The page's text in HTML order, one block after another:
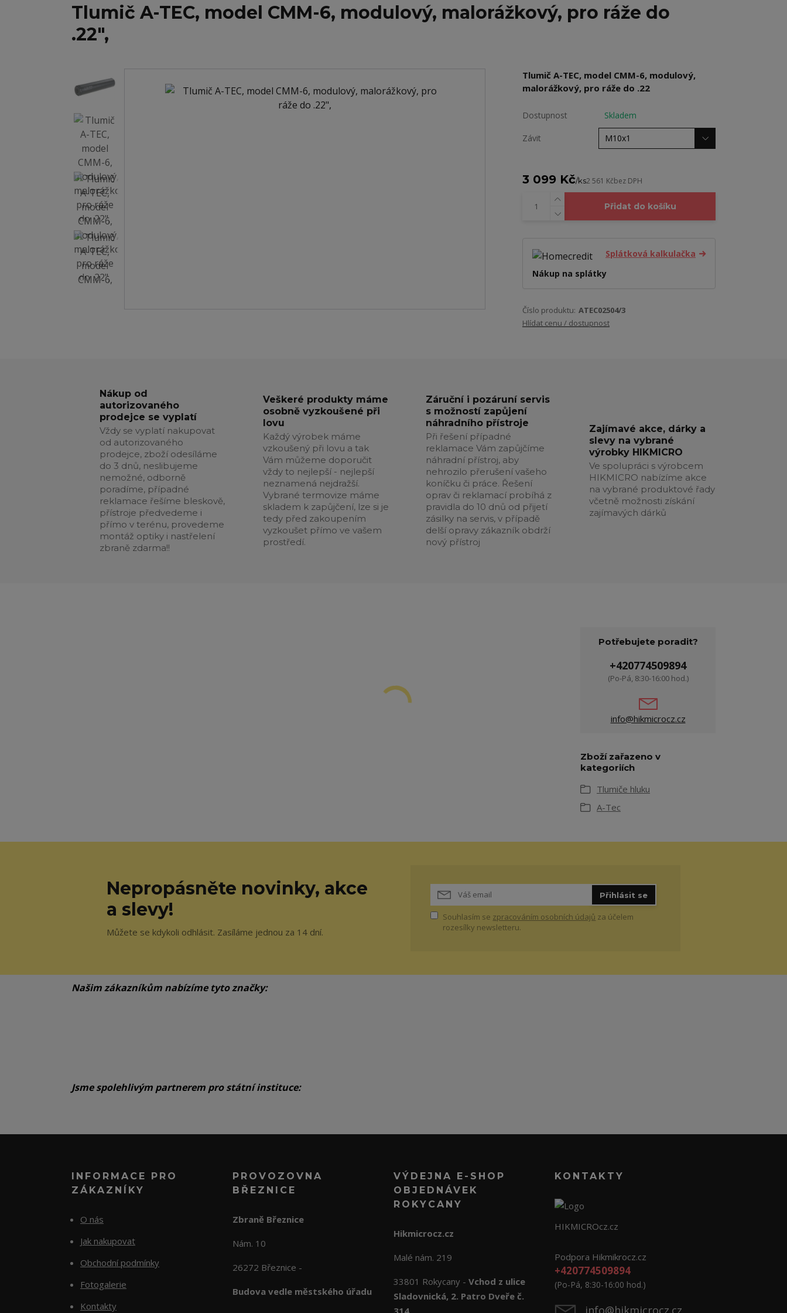
Tlumič A-TEC, model CMM-6, modulový, malorážkový, pro ráže do
.22",
Tlumič A-TEC, model CMM-6, modulový,
malorážkový, pro ráže do .22
Dostupnost Skladem
Závit
3 099 Kč/ks2 561 Kčbez DPH
Přidat do košíku
Splátková kalkulačka
Nákup na splátky
Číslo produktu: ATEC02504/3
Hlídat cenu / dostupnost
Nákup od
autorizovaného
prodejce se vyplatí
Vždy se vyplatí nakupovat
od autorizovaného
prodejce, zboží odesíláme
do 3 dnů, neslibujeme
nemožné, odborně
poradíme, případné
reklamace řešíme bleskově,
přístroje předvedeme i
přímo v terénu, provedeme
montáž optiky i nastřelení
zbraně zdarma!!
Veškeré produkty máme
osobně vyzkoušené při
lovu
Každý výrobek máme
vzkoušený při lovu a tak
Vám můžeme doporučit
vždy to nejlepší - nejlepší
neznamená nejdražší.
Vybrané termovize máme
skladem k zapůjčení, lze si je
tedy před zakoupením
vyzkoušet přímo ve vašem
prostředí.
Záruční i pozáruní servis
s možností zapůjení
náhradního přístroje
Při řešení případné
reklamace Vám zapůjčíme
náhradní přístroj, aby
nehrozilo přerušení vašeho
koníčku či práce. Řešení
oprav či reklamací probíhá z
pravidla do 10 dnů od přijetí
zásilky na servis, v případě
delší opravy zákazník obdrží
nový přístroj
Zajímavé akce, dárky a
slevy na vybrané
výrobky HIKMICRO
Ve spolupráci s výrobcem
HIKMICRO nabízíme akce
na vybrané produktové řady
včetně možnosti získání
zajímavých dárků
Potřebujete poradit?
+420774509894
(Po-Pá, 8:30-16:00 hod.)
info@hikmicrocz.cz
Zboží zařazeno v
kategoriích
Tlumiče hluku
A-Tec
Nepropásněte novinky, akce
a slevy!
Můžete se kdykoli odhlásit. Zasíláme jednou za 14 dní.
Přihlásit se
Souhlasím se zpracováním osobních údajů za účelem
rozesílky newsletteru.
Našim zákazníkům nabízíme tyto značky:
Jsme spolehlivým partnerem pro státní instituce:
INFORMACE PRO
ZÁKAZNÍKY
O nás
Jak nakupovat
Obchodní podmínky
Fotogalerie
Kontakty
PROVOZOVNA
BŘEZNICE
Zbraně Březnice
Nám. 10
26272 Březnice -
Budova vedle městského úřadu
VÝDEJNA E-SHOP
OBJEDNÁVEK
ROKYCANY
Hikmicrocz.cz
Malé nám. 219
33801 Rokycany - Vchod z ulice
Sladovnická, 2. Patro Dveře č.
314
KONTAKTY
HIKMICROcz.cz
Podpora Hikmikrocz.cz
+420774509894
(Po-Pá, 8:30-16:00 hod.)